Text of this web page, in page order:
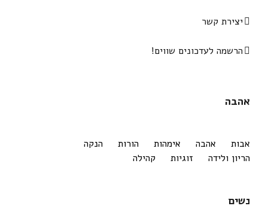
יצירת קשר
הרשמה לעדכונים שווים!
אהבה
אבות אהבה אימהות הורות
הנקה
הריון ולידה
זוגיות קהילה
נשים